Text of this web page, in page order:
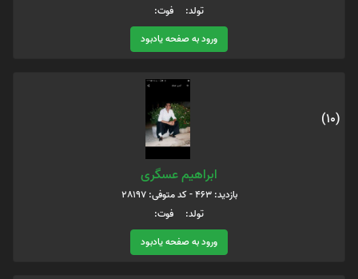
تولد: فوت:
ورود به صفحه یادبود
(10)
ابراهیم عسگری
بازدید: 463 - کد متوفی: 28197
تولد: فوت:
ورود به صفحه یادبود